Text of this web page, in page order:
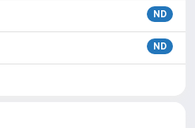
ND
ND